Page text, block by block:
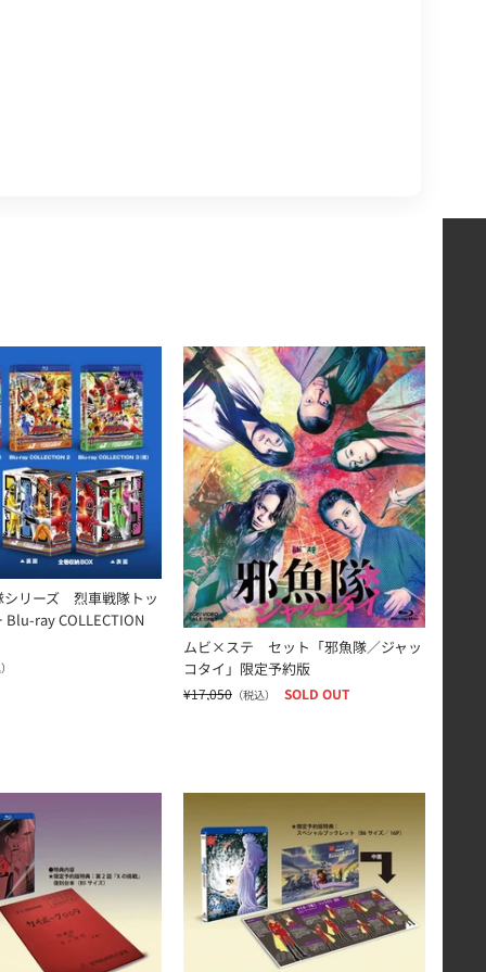
ャー Ｂｌｕ－ｒａｙ ＣＯＬＬＥＣＴＩＯＮ ２【限定予約版】
ーパー戦隊シリーズ 爆上戦隊ブンブンジャー Ｂｌｕ－ｒａｙ Ｃ
シリーズ 烈車戦隊トッキュウジャー Blu-ray COLLECTION 3巻セ
シリーズ 烈車戦隊トッ
Blu-ray COLLECTION
ムビ×ステ セット「邪魚隊／ジャッコタ
ムビ×ステ セット「邪魚隊／ジャッ
コタイ」限定予約版
¥17,050 （税込） SOLD OUT